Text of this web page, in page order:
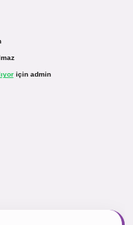
için admin